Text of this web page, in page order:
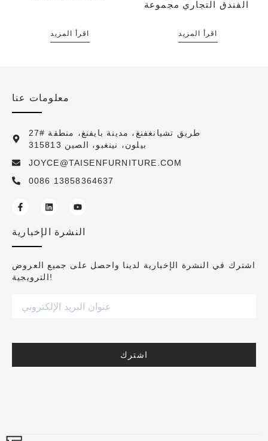
اقرأ المزيد اقرأ المزيد
معلومات عنا
27# طريق تشيانغفنغ، مدينة بايفنغ، منطقة
بيلون، نينغبو، الصين 315813
JOYCE@TAISENFURNITURE.COM
0086 13858364637
النشرة الإخبارية
اشترك في النشرة الإخبارية لدينا واحصل على جميع العروض
الترويجية!
اشترك